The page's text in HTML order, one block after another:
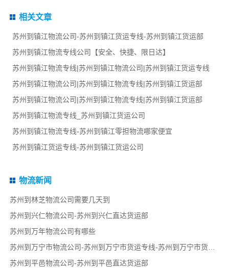
相关文章
苏州到镇江物流公司-苏州到镇江货运专线-苏州到镇江货运部
苏州到镇江物流专线公司【安全、快捷、限日达】
苏州到镇江物流专线|苏州到镇江物流公司|苏州到镇江货运专线
苏州到镇江物流公司|苏州到镇江物流专线|苏州到镇江货运部
苏州到镇江物流公司|苏州到镇江物流专线|苏州到镇江货运部
苏州到镇江物流专线_苏州到镇江货运公司
苏州到镇江物流专线-苏州到镇江零担物流哪家便宜
苏州到镇江货运专线-苏州到镇江货运公司
物流新闻
苏州到林芝物流公司需要几天到
苏州到兴仁物流公司-苏州到兴仁直达货运部
苏州到万年物流公司有哪些
苏州到万宁市物流公司-苏州到万宁市货运专线-苏州到万宁市货运部
苏州到平邑物流公司-苏州到平邑直达货运部